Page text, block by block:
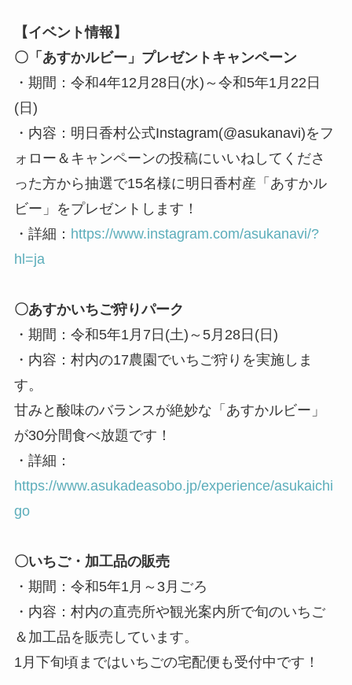
【イベント情報】
〇「あすかルビー」プレゼントキャンペーン
・期間：令和4年12月28日(水)～令和5年1月22日
(日)
・内容：明日香村公式Instagram(@asukanavi)をフ
ォロー＆キャンペーンの投稿にいいねしてくださ
った方から抽選で15名様に明日香村産「あすかル
ビー」をプレゼントします！
・詳細： https://www.instagram.com/asukanavi/?
hl=ja
〇あすかいちご狩りパーク
・期間：令和5年1月7日(土)～5月28日(日)
・内容：村内の17農園でいちご狩りを実施しま
す。
甘みと酸味のバランスが絶妙な「あすかルビー」
が30分間食べ放題です！
・詳細：
https://www.asukadeasobo.jp/experience/asukaichi
go
〇いちご・加工品の販売
・期間：令和5年1月～3月ごろ
・内容：村内の直売所や観光案内所で旬のいちご
＆加工品を販売しています。
1月下旬頃まではいちごの宅配便も受付中です！